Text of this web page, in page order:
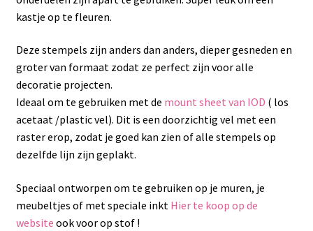
kastje op te fleuren.
Deze stempels zijn anders dan anders, dieper gesneden en
groter van formaat zodat ze perfect zijn voor alle
decoratie projecten.
Ideaal om te gebruiken met de mount sheet van IOD ( los
acetaat /plastic vel). Dit is een doorzichtig vel met een
raster erop, zodat je goed kan zien of alle stempels op
dezelfde lijn zijn geplakt.
Speciaal ontworpen om te gebruiken op je muren, je
meubeltjes of met speciale inkt Hier te koop op de
website ook voor op stof !